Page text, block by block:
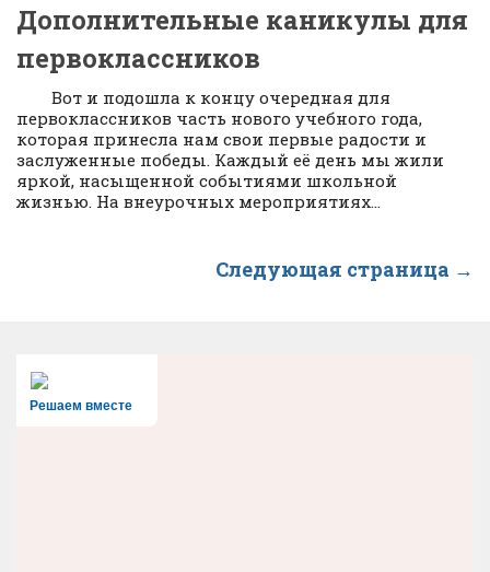
Дополнительные каникулы для
первоклассников
Вот и подошла к концу очередная для
первоклассников часть нового учебного года,
которая принесла нам свои первые радости и
заслуженные победы. Каждый её день мы жили
яркой, насыщенной событиями школьной
жизнью. На внеурочных мероприятиях...
Следующая страница →
Решаем вместе